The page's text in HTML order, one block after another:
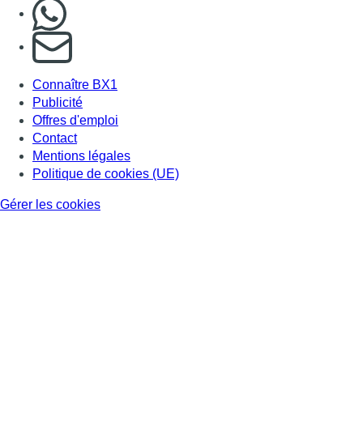
S'abonner à notre newsletter
Connaître BX1
Publicité
Offres d'emploi
Contact
Mentions légales
Politique de cookies (UE)
Gérer les cookies